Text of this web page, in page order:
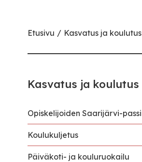
Etusivu Kasvatus ja koulutus
Kasvatus ja koulutus
Opiskelijoiden Saarijärvi-passi
Koulukuljetus
Päiväkoti- ja kouluruokailu